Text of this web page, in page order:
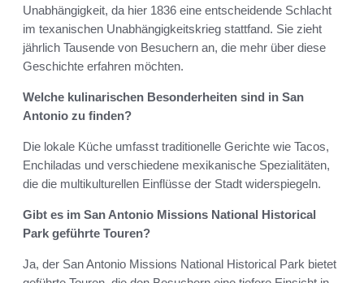
Unabhängigkeit, da hier 1836 eine entscheidende Schlacht
im texanischen Unabhängigkeitskrieg stattfand. Sie zieht
jährlich Tausende von Besuchern an, die mehr über diese
Geschichte erfahren möchten.
Welche kulinarischen Besonderheiten sind in San
Antonio zu finden?
Die lokale Küche umfasst traditionelle Gerichte wie Tacos,
Enchiladas und verschiedene mexikanische Spezialitäten,
die die multikulturellen Einflüsse der Stadt widerspiegeln.
Gibt es im San Antonio Missions National Historical
Park geführte Touren?
Ja, der San Antonio Missions National Historical Park bietet